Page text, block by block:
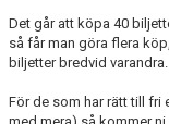
Det går att köpa 40
så får man göra flera
biljetter bredvid varandra.
För de som har rätt till fri